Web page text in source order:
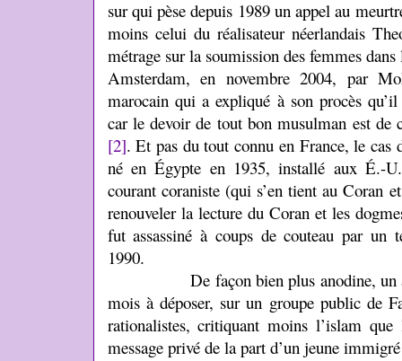
sur qui pèse depuis 1989 un appel au
moins celui du réalisateur néerlandais
métrage sur la soumission des femmes
Amsterdam, en novembre 2004, par
marocain qui a expliqué à son procès
car le devoir de tout bon musulman est de
[2]. Et pas du tout connu en France, le cas
né en Égypte en 1935, installé aux É.-
courant coraniste (qui s’en tient au Coran
renouveler la lecture du Coran et les
fut assassiné à coups de couteau par un
1990.
De façon bien plus anodine, un
mois à déposer, sur un groupe public de
rationalistes, critiquant moins l’islam
message privé de la part d’un jeune